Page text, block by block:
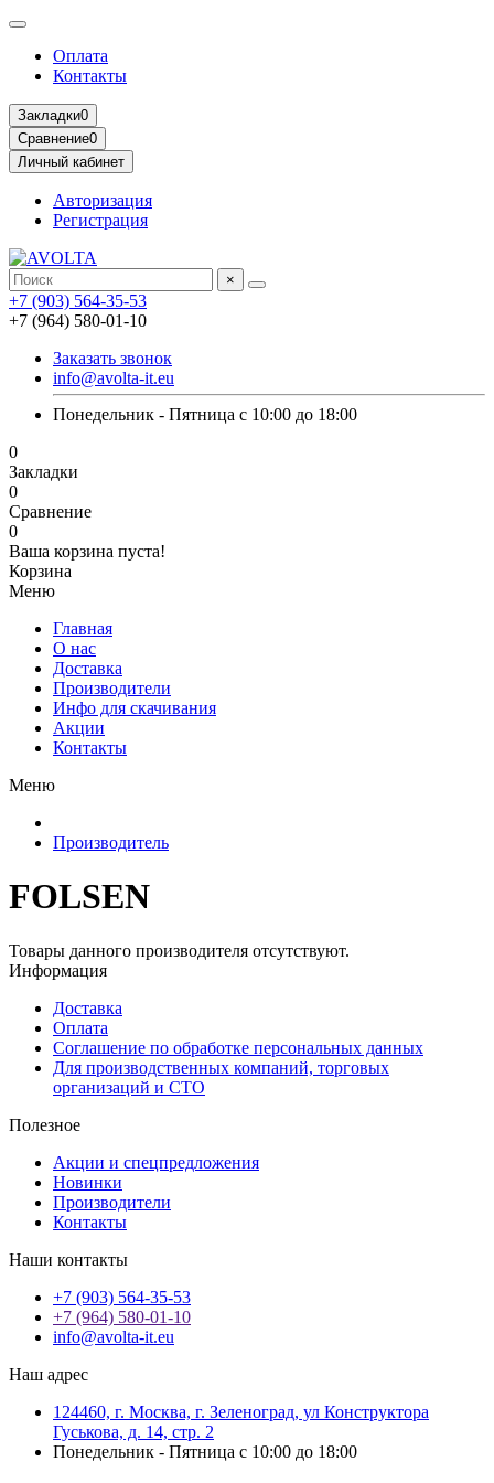
Оплата
Контакты
Закладки0
Сравнение0
Личный кабинет
Авторизация
Регистрация
×
+7 (903) 564-35-53
+7 (964) 580-01-10
Заказать звонок
info@avolta-it.eu
Понедельник - Пятница с 10:00 до 18:00
0
Закладки
0
Сравнение
0
Ваша корзина пуста!
Корзина
Меню
Главная
О нас
Доставка
Производители
Инфо для скачивания
Акции
Контакты
Меню
Производитель
FOLSEN
Товары данного производителя отсутствуют.
Информация
Доставка
Оплата
Соглашение по обработке персональных данных
Для производственных компаний, торговых
организаций и СТО
Полезное
Акции и спецпредложения
Новинки
Производители
Контакты
Наши контакты
+7 (903) 564-35-53
+7 (964) 580-01-10
info@avolta-it.eu
Наш адрес
124460, г. Москва, г. Зеленоград, ул Конструктора
Гуськова, д. 14, стр. 2
Понедельник - Пятница с 10:00 до 18:00